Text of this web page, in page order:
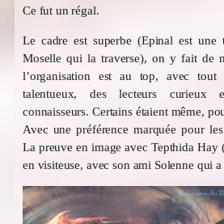
Ce fut un régal.
Le cadre est superbe (Epinal est
Moselle qui la traverse), on y fait de
l’organisation est au top, avec tout
talentueux, des lecteurs curieux
connaisseurs. Certains étaient même,
Avec une préférence marquée pour
La preuve en image avec Tepthida Hay
en visiteuse, avec son ami Solenne qui